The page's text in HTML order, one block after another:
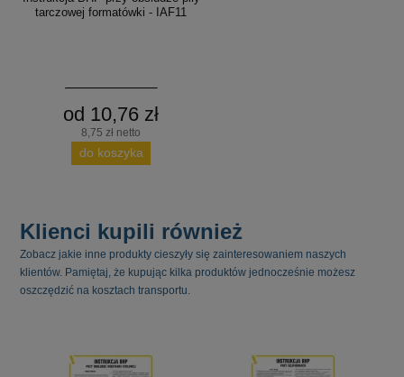
tarczowej formatówki - IAF11
od 10,76 zł
8,75 zł netto
do koszyka
Klienci kupili również
Zobacz jakie inne produkty cieszyły się zainteresowaniem naszych
klientów. Pamiętaj, że kupując kilka produktów jednocześnie możesz
oszczędzić na kosztach transportu.